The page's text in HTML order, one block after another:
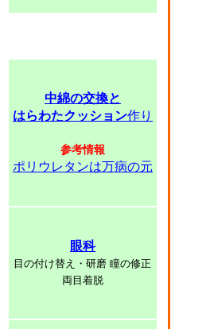
中綿の交換と
はらわたクッション作り
参考情報
ポリウレタンは万病の元
眼科
目の付け替え・研磨 瞳の修正
両目着脱